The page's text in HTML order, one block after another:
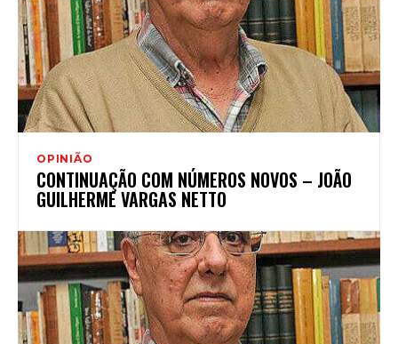
OPINIÃO
CONTINUAÇÃO COM NÚMEROS NOVOS – JOÃO
GUILHERME VARGAS NETTO